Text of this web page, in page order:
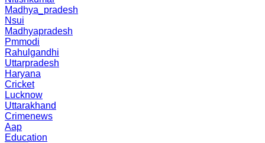
Madhya_pradesh
Nsui
Madhyapradesh
Pmmodi
Rahulgandhi
Uttarpradesh
Haryana
Cricket
Lucknow
Uttarakhand
Crimenews
Aap
Education